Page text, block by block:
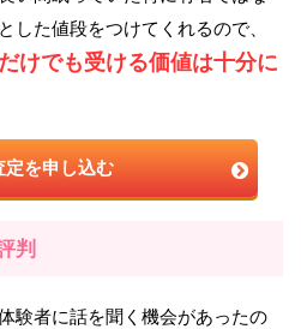
した値段をつけてくれるので、
けでも受ける価値は十分に
定を申し込む
判
験者に話を聞く機会があったの